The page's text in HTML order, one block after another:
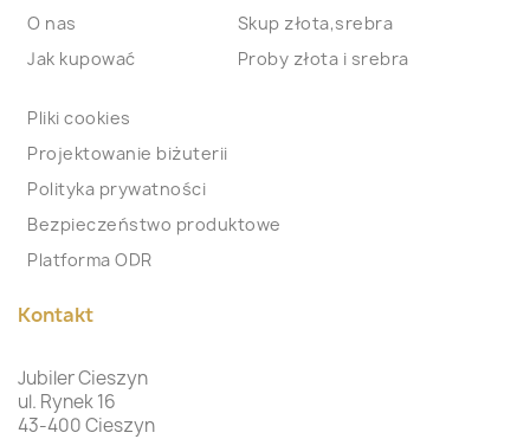
O nas
Jak kupować
Skup złota,srebra
Proby złota i srebra
Pliki cookies
Projektowanie biżuterii
Polityka prywatności
Bezpieczeństwo produktowe
Platforma ODR
Kontakt
Jubiler Cieszyn
ul. Rynek 16
43-400 Cieszyn